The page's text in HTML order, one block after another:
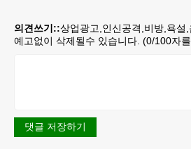
의견쓰기::상업광고,인신공격,비방,욕설
예고없이 삭제될수 있습니다. (0/100자
댓글 저장하기